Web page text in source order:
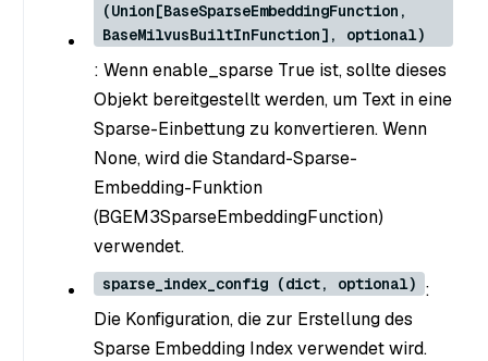
(Union[BaseSparseEmbeddingFunction,
BaseMilvusBuiltInFunction], optional)
: Wenn enable_sparse True ist, sollte dieses
Objekt bereitgestellt werden, um Text in eine
Sparse-Einbettung zu konvertieren. Wenn
None, wird die Standard-Sparse-
Embedding-Funktion
(BGEM3SparseEmbeddingFunction)
verwendet.
sparse_index_config (dict, optional) :
Die Konfiguration, die zur Erstellung des
Sparse Embedding Index verwendet wird.